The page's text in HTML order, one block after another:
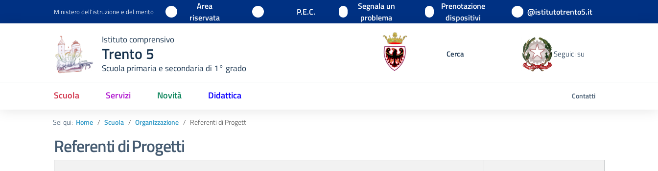
Ministero dell'istruzione e del merito
Area
riservata
P.E.C.
Segnala un
problema
Prenotazione
dispositivi
@istitutotrento5.it
Istituto comprensivo
Trento 5
Scuola primaria e secondaria di 1° grado
Cerca Seguici su
Scuola Servizi Novità Didattica Contatti
Sei qui: Home Scuola Organizzazione Referenti di Progetti
Referenti di Progetti